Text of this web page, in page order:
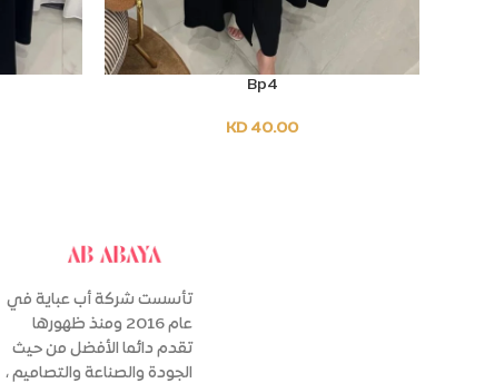
Bp4
KD40.00
تأسست شركة أب عباية في
عام 2016 ومنذ ظهورها
تقدم دائما الأفضل من حيث
الجودة والصناعة والتصاميم ،